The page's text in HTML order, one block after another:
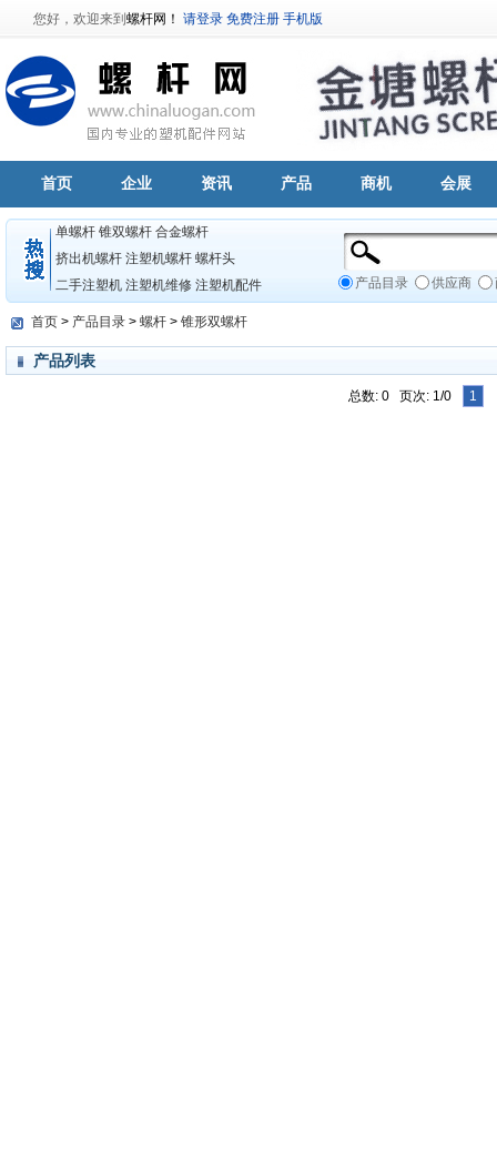
您好，欢迎来到 螺杆网！ 请登录 免费注册 手机版
首页 企业 资讯 产品 商机 会展
单螺杆 锥双螺杆 合金螺杆
挤出机螺杆 注塑机螺杆 螺杆头
二手注塑机 注塑机维修 注塑机配件 产品目录 供应商
首页 > 产品目录 > 螺杆 > 锥形双螺杆
产品列表
总数: 0 页次: 1/0 1